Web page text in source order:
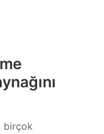
birçok